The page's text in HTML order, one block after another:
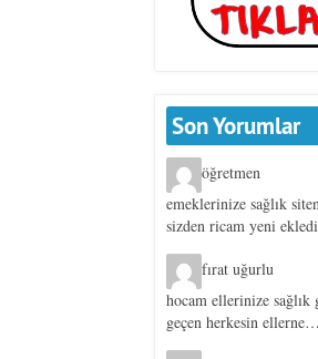
Son Yorumlar
öğretmen
emeklerinize sağlık
sizden ricam yeni
fırat uğurlu
hocam ellerinize sağlık
geçen herkesin ellerne…